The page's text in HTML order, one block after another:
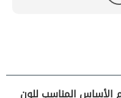
الأساس المناسب للون